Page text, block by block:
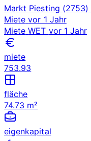
Markt Piesting (2753)
Miete vor 1 Jahr
Miete WET vor 1 Jahr
miete
753.93
fläche
74.73 m²
eigenkapital